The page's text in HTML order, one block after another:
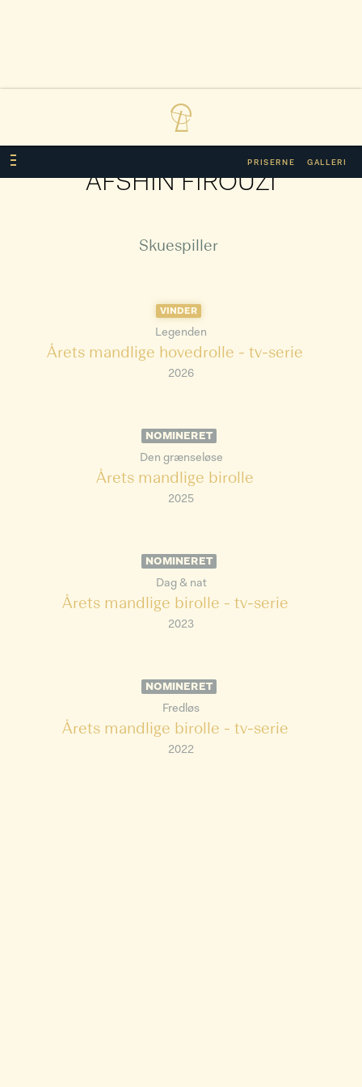
PRISERNE GALLERI
AFSHIN FIROUZI
Skuespiller
VINDER
Legenden
Årets mandlige hovedrolle - tv-serie
2026
NOMINERET
Den grænseløse
Årets mandlige birolle
2025
NOMINERET
Dag & nat
Årets mandlige birolle - tv-serie
2023
NOMINERET
Fredløs
Årets mandlige birolle - tv-serie
2022